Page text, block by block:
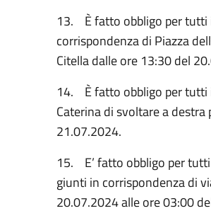
13. È fatto obbligo per tutti
corrispondenza di Piazza
Citella dalle ore 13:30 del
14. È fatto obbligo per tutti
Caterina di svoltare a
21.07.2024.
15. E’ fatto obbligo per
giunti in corrispondenza di
20.07.2024 alle ore 03:00